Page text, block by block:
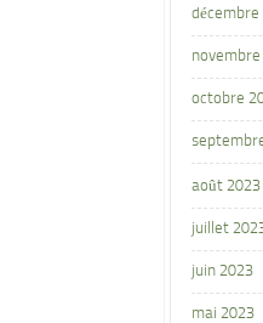
décembre
octobre
août 2023
juillet
juin 2023
mai 2023